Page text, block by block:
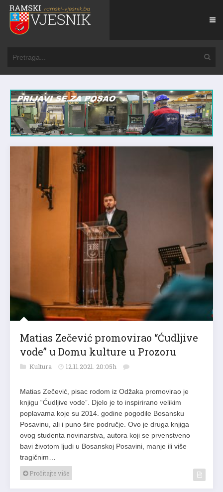
Matias Zečević promovirao “Ćudljive
vode” u Domu kulture u Prozoru
Kultura 12.11.2021. 20:05h
Matias Zečević, pisac rodom iz Odžaka promovirao je
knjigu “Ćudljive vode”. Djelo je to inspirirano velikim
poplavama koje su 2014. godine pogodile Bosansku
Posavinu, ali i puno šire područje. Ovo je druga knjiga
ovog studenta novinarstva, autora koji se prvenstveno
bavi životom ljudi u Bosanskoj Posavini, manje ili više
tragičnim…
Pročitajte više